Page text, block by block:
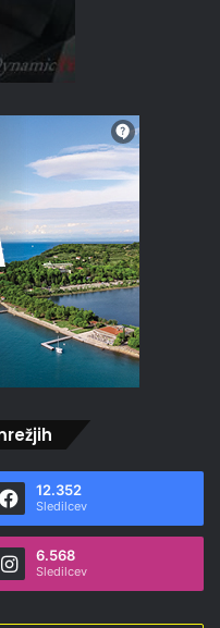
12.352
Sledilcev
6.568
Sledilcev